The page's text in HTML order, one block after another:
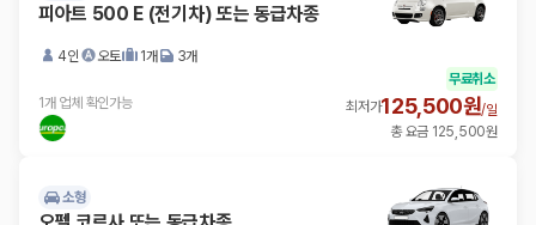
피아트 500 E (전기차) 또는 동급차종
4인 오토 1개 3개
1개 업체 확인가능
무료취소
최저가125,500원/일
총 요금 125,500원
소형